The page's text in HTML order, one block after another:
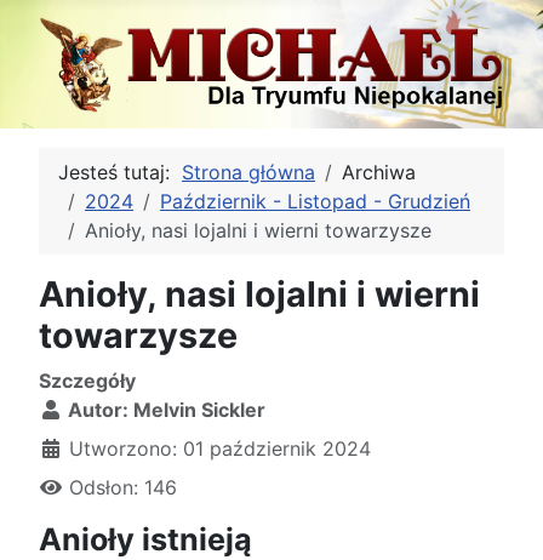
Jesteś tutaj: Strona główna
Archiwa
2024
Październik - Listopad - Grudzień
Anioły, nasi lojalni i wierni towarzysze
Anioły, nasi lojalni i wierni
towarzysze
Szczegóły
Autor: Melvin Sickler
Utworzono: 01 październik 2024
Odsłon: 146
Anioły istnieją